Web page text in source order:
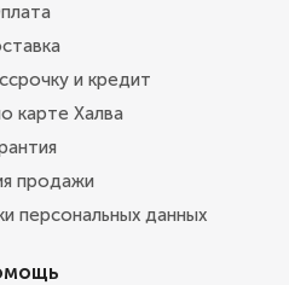
и кредит
карте Халва
продажи
персональных данных